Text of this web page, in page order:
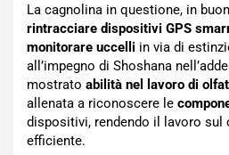
La cagnolina in questione, in
rintracciare dispositivi GPS
monitorare uccelli in via di
all’impegno di Shoshana
mostrato abilità nel lavoro di
allenata a riconoscere le
dispositivi, rendendo il lavoro sul
efficiente.